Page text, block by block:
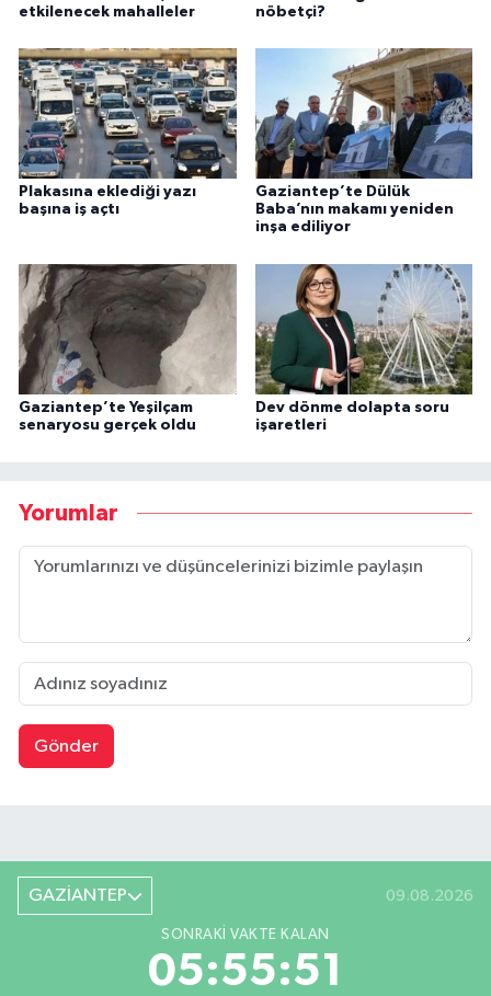
etkilenecek mahalleler
nöbetçi?
Plakasına eklediği yazı
başına iş açtı
Gaziantep’te Dülük
Baba’nın makamı yeniden
inşa ediliyor
Gaziantep’te Yeşilçam
senaryosu gerçek oldu
Dev dönme dolapta soru
işaretleri
Yorumlar
Gönder
GAZİANTEP 09.08.2026
SONRAKI VAKTE KALAN
05:55:50